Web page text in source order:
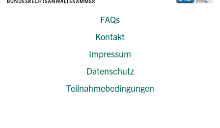
FAQs
Kontakt
Impressum
Datenschutz
Teilnahmebedingungen